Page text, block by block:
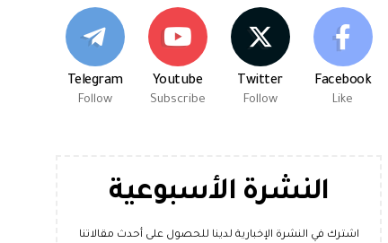
Facebook
Like
Twitter
Follow
Youtube
Subscribe
Telegram
Follow
النشرة الأسبوعية
اشترك في النشرة الإخبارية لدينا للحصول على أحدث مقالاتنا